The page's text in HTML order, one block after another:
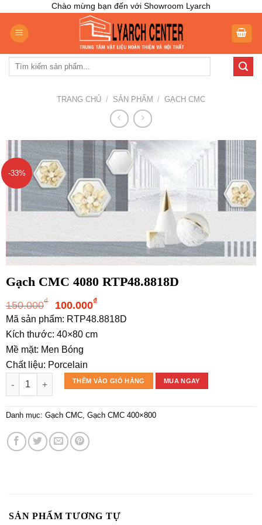
content
Chào mừng bạn đến với Showroom Lyarch
Tìm
TRANG CHỦ / SẢN PHẨM / GẠCH CMC
-33%
Gạch CMC 4080 RTP48.8818D
150.000₫
Giá
gốc
là:
150.000₫.
100.000₫Giá
hiện
tại
Mã sản phẩm: RTP48.8818D
Kích thước: 40×80 cm
Mề mặt: Men Bóng
Chất liệu: Porcelain
Gạch CMC 4080 RTP48.8818D số lượng
THÊM VÀO GIỎ HÀNG MUA NGAY
Danh mục: Gạch CMC, Gạch CMC 400×800
SẢN PHẨM TƯƠNG TỰ